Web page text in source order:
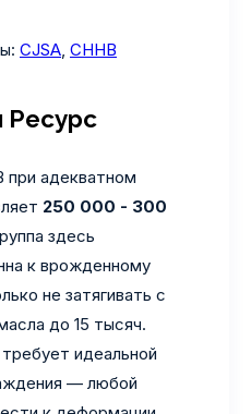
CJSA, CHHB
Ресурс
при адекватном
250 000 - 300
здесь
к врожденному
не затягивать с
до 15 тысяч.
идеальной
— любой